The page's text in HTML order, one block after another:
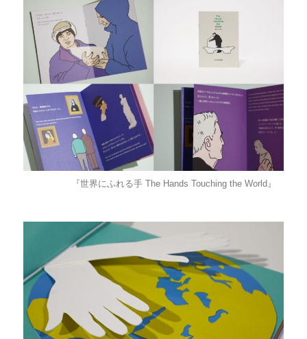
『世界にふれる手 The Hands Touching the World』